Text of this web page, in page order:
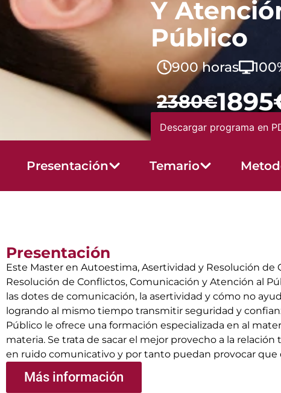
Y
Público
900 horas
2380€
Descargar programa en
Presentación Temario
Presentación
Este Master en Autoestima, Asertividad y Resolución
Resolución de Conflictos, Comunicación y Atención al
las dotes de comunicación, la asertividad y cómo no
logrando al mismo tiempo transmitir seguridad y
Público le ofrece una formación especializada en al
materia. Se trata de sacar el mejor provecho a la
en ruido comunicativo y por tanto puedan provocar
Más información